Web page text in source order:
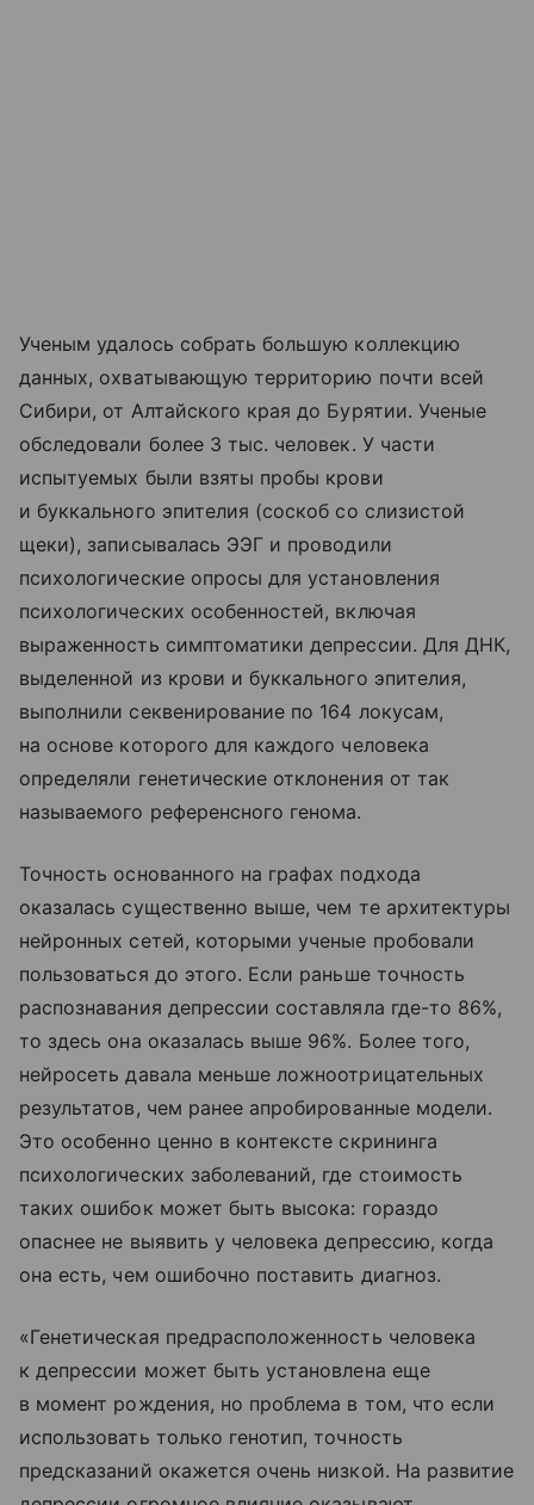
Ученым удалось собрать большую коллекцию
данных, охватывающую территорию почти всей
Сибири, от Алтайского края до Бурятии. Ученые
обследовали более 3 тыс. человек. У части
испытуемых были взяты пробы крови
и буккального эпителия (соскоб со слизистой
щеки), записывалась ЭЭГ и проводили
психологические опросы для установления
психологических особенностей, включая
выраженность симптоматики депрессии. Для ДНК,
выделенной из крови и буккального эпителия,
выполнили секвенирование по 164 локусам,
на основе которого для каждого человека
определяли генетические отклонения от так
называемого референсного генома.
Точность основанного на графах подхода
оказалась существенно выше, чем те архитектуры
нейронных сетей, которыми ученые пробовали
пользоваться до этого. Если раньше точность
распознавания депрессии составляла где-то 86%,
то здесь она оказалась выше 96%. Более того,
нейросеть давала меньше ложноотрицательных
результатов, чем ранее апробированные модели.
Это особенно ценно в контексте скрининга
психологических заболеваний, где стоимость
таких ошибок может быть высока: гораздо
опаснее не выявить у человека депрессию, когда
она есть, чем ошибочно поставить диагноз.
«Генетическая предрасположенность человека
к депрессии может быть установлена еще
в момент рождения, но проблема в том, что если
использовать только генотип, точность
предсказаний окажется очень низкой. На развитие